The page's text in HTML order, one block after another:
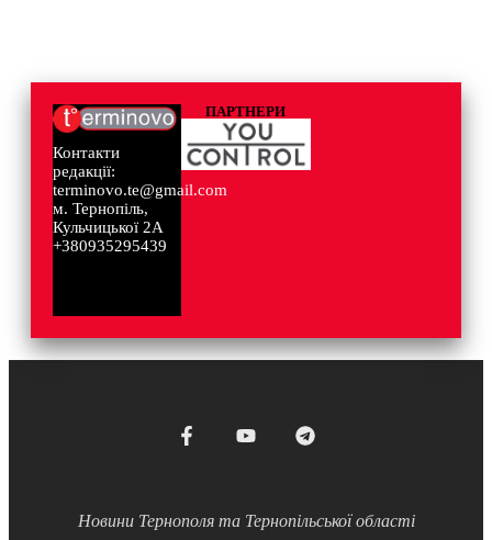
Контакти
редакції:
terminovo.te@gmail.com
м. Тернопіль,
Кульчицької 2А
+380935295439
ПАРТНЕРИ
Новини Тернополя та Тернопільської області